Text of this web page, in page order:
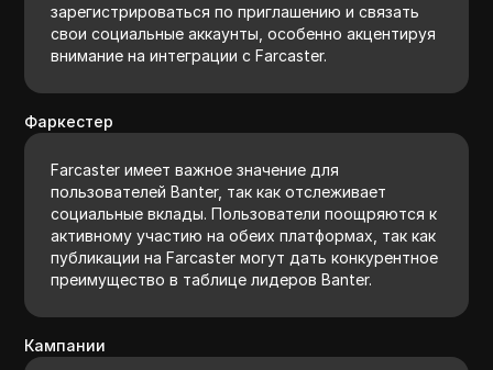
зарегистрироваться по приглашению и связать
свои социальные аккаунты, особенно акцентируя
внимание на интеграции с Farcaster.
Фаркестер
Farcaster имеет важное значение для
пользователей Banter, так как отслеживает
социальные вклады. Пользователи поощряются к
активному участию на обеих платформах, так как
публикации на Farcaster могут дать конкурентное
преимущество в таблице лидеров Banter.
Кампании